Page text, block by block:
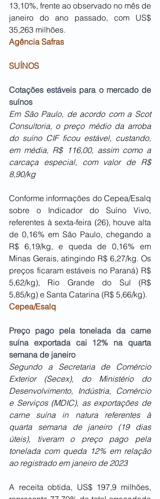
13,10%, frente ao observado no mês de
janeiro do ano passado, com US$
35,263 milhões.
Agência Safras
SUÍNOS
Cotações estáveis para o mercado de
suínos
Em São Paulo, de acordo com a Scot
Consultoria, o preço médio da arroba
do suíno CIF ficou estável, custando,
em média, R$ 116,00, assim como a
carcaça especial, com valor de R$
8,90/kg
Conforme informações do Cepea/Esalq
sobre o Indicador do Suíno Vivo,
referentes à sexta-feira (26), houve alta
de 0,16% em São Paulo, chegando a
R$ 6,19/kg, e queda de 0,16% em
Minas Gerais, atingindo R$ 6,27/kg. Os
preços ficaram estáveis no Paraná) R$
5,62/kg), Rio Grande do Sul (R$
5,85/kg) e Santa Catarina (R$ 5,66/kg).
Cepea/Esalq
Preço pago pela tonelada da carne
suína exportada cai 12% na quarta
semana de janeiro
Segundo a Secretaria de Comércio
Exterior (Secex), do Ministério do
Desenvolvimento, Indústria, Comércio
e Serviços (MDIC), as exportações de
carne suína in natura referentes à
quarta semana de janeiro (19 dias
úteis), tiveram o preço pago pela
tonelada com queda 12% em relação
ao registrado em janeiro de 2023
A receita obtida, US$ 197,9 milhões,